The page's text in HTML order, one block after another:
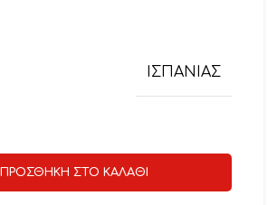
ΙΣΠΑΝΙΑΣ
ΠΡΟΣΘΉΚΗ ΣΤΟ ΚΑΛΆΘΙ